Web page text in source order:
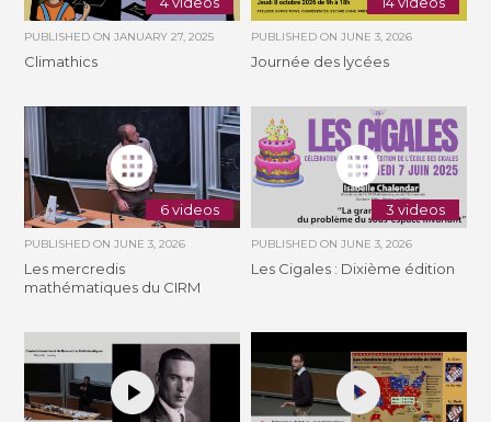
PUBLISHED ONJANUARY 27, 2025
Climathics
PUBLISHED ON JUNE 3, 2026
Journée des lycées
6 videos
PUBLISHED ONJUNE 3, 2026
Les mercredis
mathématiques du CIRM
3 videos
PUBLISHED ON JUNE 3, 2026
Les Cigales : Dixième édition